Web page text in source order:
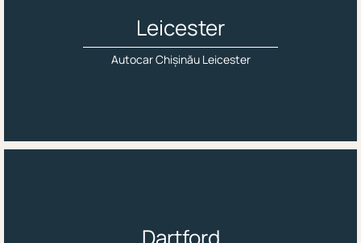
Leicester
Autocar Chișinău Leicester